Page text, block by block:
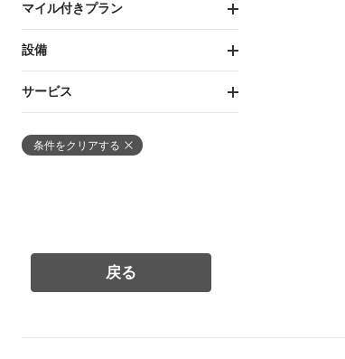
マイル付きプラン
設備
サービス
条件をクリアする